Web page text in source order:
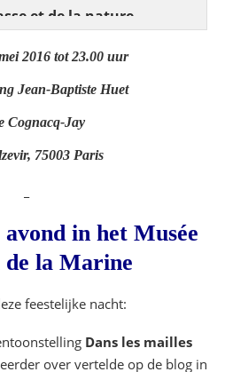
et de la nature
Picasso
75003 Paris
Henner
beschikbaar ter
2016 tot 23.00 uur
Jean-Baptiste Huet
Cognacq-Jay
75003 Paris
in het Musée
de la Marine
feestelijke nacht:
Dans les mailles
over vertelde op de blog in